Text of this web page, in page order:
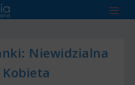
Niewidzialna
Kobieta